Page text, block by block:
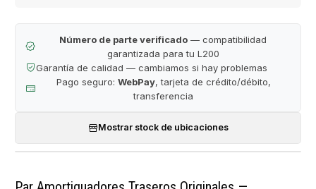
Número de parte verificado — compatibilidad
garantizada para tu L200
Garantía de calidad — cambiamos si hay problemas
Pago seguro: WebPay, tarjeta de crédito/débito,
transferencia
Mostrar stock de ubicaciones